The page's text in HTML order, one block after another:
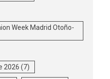
Week Madrid Otoño-
2026 (7)